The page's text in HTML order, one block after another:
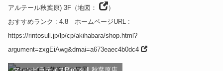
アルテール秋葉原) 3F（地図：
）
おすすめランク : 4.8 ホームページURL:
https://rintosull.jp/lp/cp/akihabara/shop.html?
argument=zxgEiAwg&dmai=a673eaec4b0dc4